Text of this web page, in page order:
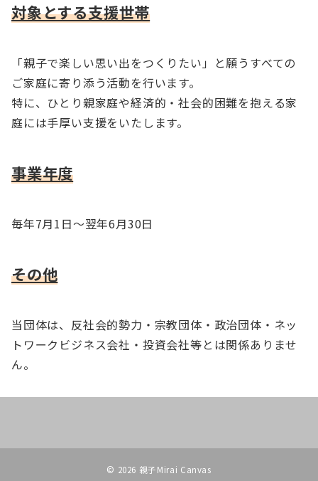
対象とする支援世帯
「親子で楽しい思い出をつくりたい」と願うすべての
ご家庭に寄り添う活動を行います。
特に、ひとり親家庭や経済的・社会的困難を抱える家
庭には手厚い支援をいたします。
事業年度
毎年7月1日～翌年6月30日
その他
当団体は、反社会的勢力・宗教団体・政治団体・ネッ
トワークビジネス会社・投資会社等とは関係ありませ
ん。
© 2026 親子Mirai Canvas